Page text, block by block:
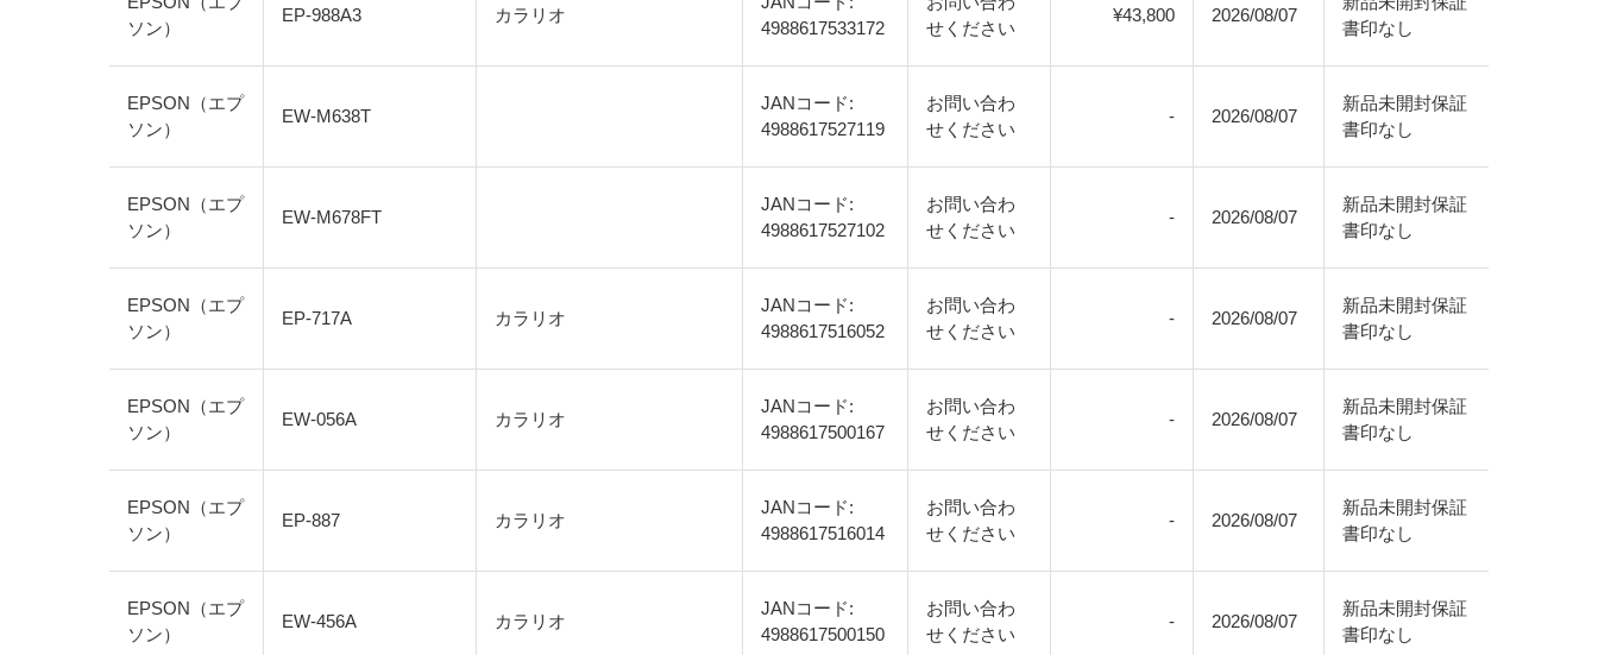
ソン）
EP-988A3 カラリオ
4988617533172
せください
¥43,800 2026/08/07
書印なし
EPSON（エプ
ソン）
EW-M638T
JANコード:
4988617527119
お問い合わ
せください
- 2026/08/07
新品未開封保証
書印なし
EPSON（エプ
ソン）
EW-M678FT
JANコード:
4988617527102
お問い合わ
せください
- 2026/08/07
新品未開封保証
書印なし
EPSON（エプ
ソン）
EP-717A カラリオ
JANコード:
4988617516052
お問い合わ
せください
- 2026/08/07
新品未開封保証
書印なし
EPSON（エプ
ソン）
EW-056A カラリオ
JANコード:
4988617500167
お問い合わ
せください
- 2026/08/07
新品未開封保証
書印なし
EPSON（エプ
ソン）
EP-887 カラリオ
JANコード:
4988617516014
お問い合わ
せください
- 2026/08/07
新品未開封保証
書印なし
EPSON（エプ
ソン）
EW-456A カラリオ
JANコード:
4988617500150
お問い合わ
せください
- 2026/08/07
新品未開封保証
書印なし